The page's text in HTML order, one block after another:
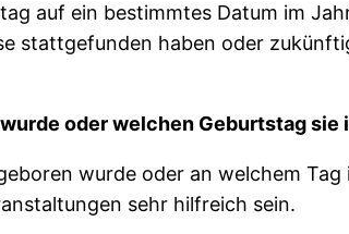
auf ein bestimmtes Datum im
stattgefunden haben oder
oder welchen Geburtstag
wurde oder an welchem
sehr hilfreich sein.